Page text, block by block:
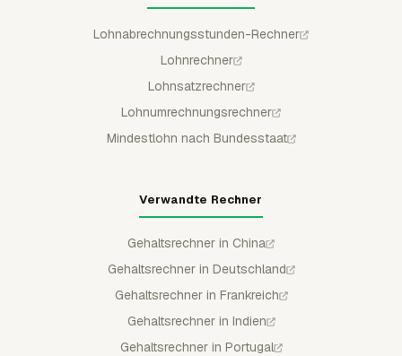
Lohnabrechnungsstunden-Rechner
Lohnrechner
Lohnsatzrechner
Lohnumrechnungsrechner
Mindestlohn nach Bundesstaat
Verwandte Rechner
Gehaltsrechner in China
Gehaltsrechner in Deutschland
Gehaltsrechner in Frankreich
Gehaltsrechner in Indien
Gehaltsrechner in Portugal